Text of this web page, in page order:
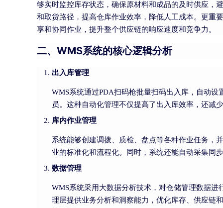
够实时监控库存状态，确保原材料和成品的及时供应，
和取货路径，提高仓库作业效率，降低人工成本。更重
享和协同作业，提升整个供应链的响应速度和竞争力。
二、WMS系统的核心逻辑分析
出入库管理
WMS系统通过PDA扫码枪批量扫码出入库，自动
员。这种自动化管理不仅提高了出入库效率，还减
库内作业管理
系统能够创建调拨、质检、盘点等各种作业任务，
业的标准化和流程化。同时，系统还能自动采集同
数据管理
WMS系统采用大数据分析技术，对仓储管理数据
理层提供业务分析和洞察能力，优化库存、供应链